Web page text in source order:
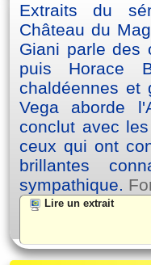
Extraits du
Château du
Giani parle des
puis Horace
chaldéennes et
Vega aborde
conclut avec
ceux qui ont
brillantes
sympathique.
Lire un extrait